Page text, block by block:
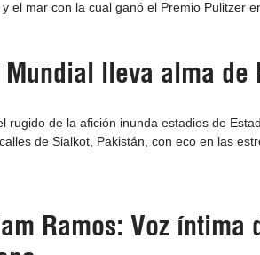
el mar con la cual ganó el Premio Pulitzer
lleva alma de
rugido de la afición inunda estadios de
de Sialkot, Pakistán, con eco en las
Ramos: Voz íntima